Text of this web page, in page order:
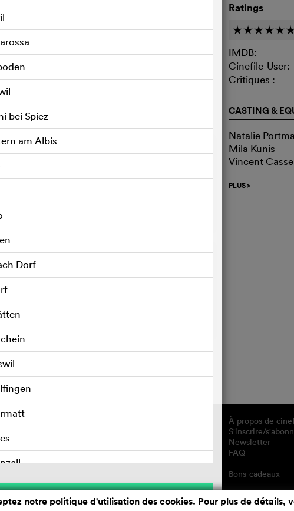
bei Spiez
am Albis
Dorf
Vilette
Sauvegarder
Ratings
c c c c c c
IMDB:
Cinefile-User:
Critiques :
CASTING &
Natalie
Mila Kunis
Vincent
PLUS>
des données
À propos de
S'inscrire/
Newsletter
FAQ
Bons-cadeaux
notre politique d'utilisation des cookies. Pour plus de détails,